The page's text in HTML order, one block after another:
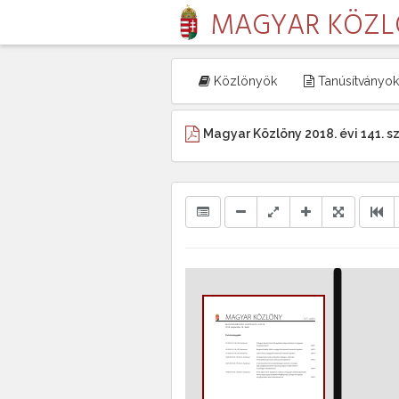
MAGYAR
Közlönyök Tanúsítványok
Magyar Közlöny 2018. évi 141.